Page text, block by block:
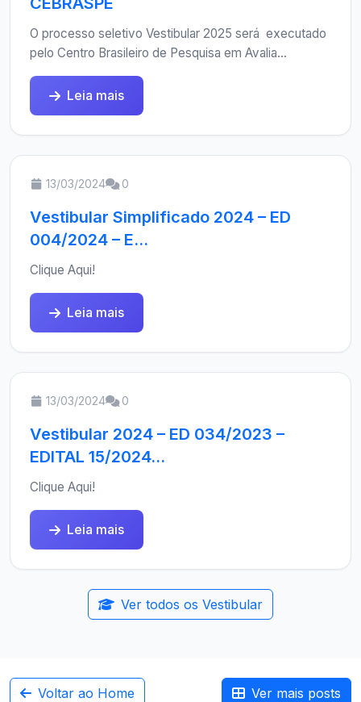
O processo seletivo Vestibular 2025 será executado
pelo Centro Brasileiro de Pesquisa em Avalia...
Leia mais
13/03/2024 0
Vestibular Simplificado 2024 – ED
004/2024 – E...
Clique Aqui!
Leia mais
13/03/2024 0
Vestibular 2024 – ED 034/2023 –
EDITAL 15/2024...
Clique Aqui!
Leia mais
Ver todos os Vestibular
Voltar ao Home Ver mais posts